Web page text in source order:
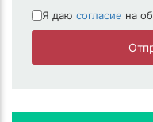
Я даю согласие на